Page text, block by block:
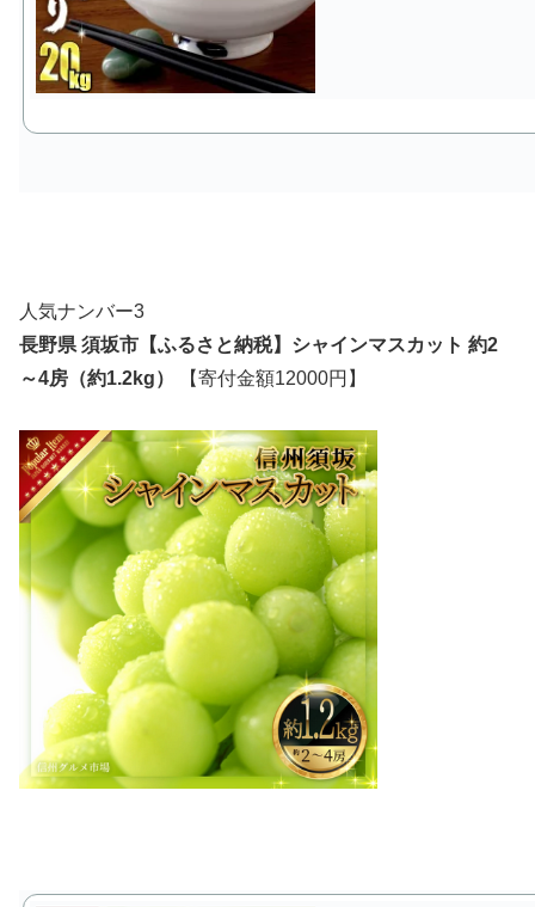
人気ナンバー3
長野県 須坂市【ふるさと納税】シャインマスカット 約2
～4房（約1.2kg）
【寄付金額12000円】